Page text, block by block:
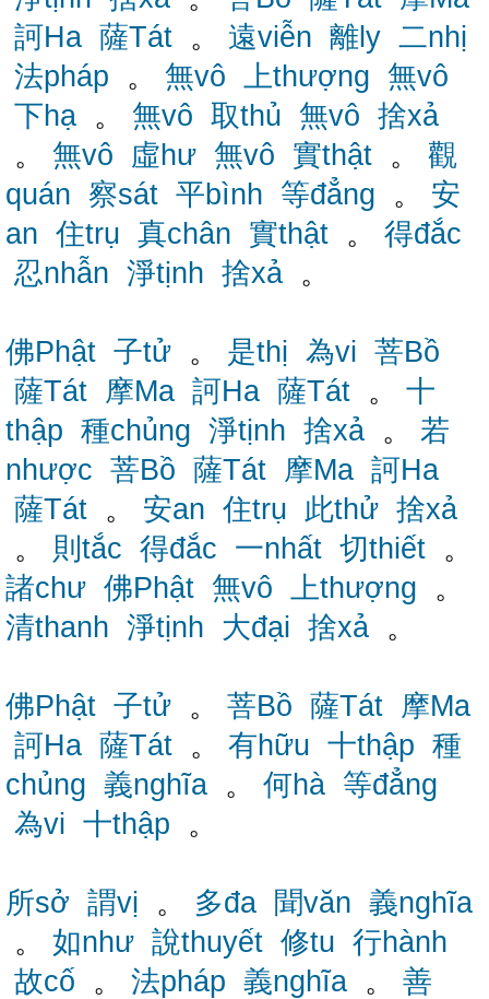
訶Ha 薩Tát 。 遠viễn 離ly 二nhị
法pháp 。 無vô 上thượng 無vô
下hạ 。 無vô 取thủ 無vô 捨xả
。 無vô 虛hư 無vô 實thật 。 觀
quán 察sát 平bình 等đẳng 。 安
an 住trụ 真chân 實thật 。 得đắc
忍nhẫn 淨tịnh 捨xả 。
佛Phật 子tử 。 是thị 為vi 菩Bồ
薩Tát 摩Ma 訶Ha 薩Tát 。 十
thập 種chủng 淨tịnh 捨xả 。 若
nhược 菩Bồ 薩Tát 摩Ma 訶Ha
薩Tát 。 安an 住trụ 此thử 捨xả
。 則tắc 得đắc 一nhất 切thiết 。
諸chư 佛Phật 無vô 上thượng 。
清thanh 淨tịnh 大đại 捨xả 。
佛Phật 子tử 。 菩Bồ 薩Tát 摩Ma
訶Ha 薩Tát 。 有hữu 十thập 種
chủng 義nghĩa 。 何hà 等đẳng
為vi 十thập 。
所sở 謂vị 。 多đa 聞văn 義nghĩa
。 如như 說thuyết 修tu 行hành
故cố 。 法pháp 義nghĩa 。 善